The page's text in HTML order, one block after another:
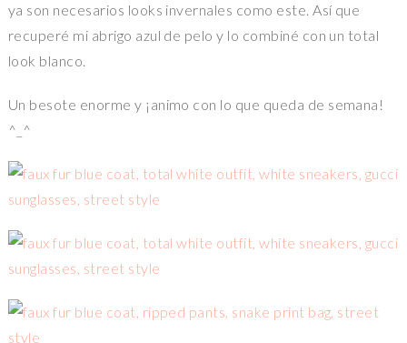
ya son necesarios looks invernales como este. Así que
recuperé mi abrigo azul de pelo y lo combiné con un total
look blanco.
Un besote enorme y ¡animo con lo que queda de semana!
^_^